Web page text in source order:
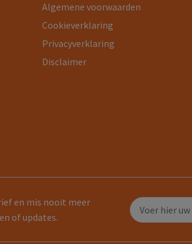
Algemene voorwaarden
Cookieverklaring
Privacyverklaring
Disclaimer
en mis nooit meer
of updates.